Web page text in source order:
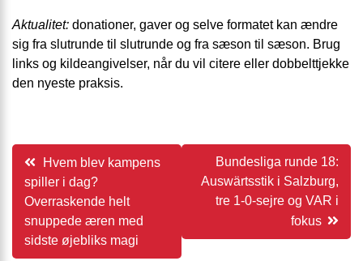
Aktualitet: donationer, gaver og selve formatet kan ændre
sig fra slutrunde til slutrunde og fra sæson til sæson. Brug
links og kildeangivelser, når du vil citere eller dobbelttjekke
den nyeste praksis.
Indlægsnavigation
Hvem blev kampens
spiller i dag?
Overraskende helt
snuppede æren med
sidste øjebliks magi
Bundesliga runde 18:
Auswärtsstik i Salzburg,
tre 1-0-sejre og VAR i
fokus